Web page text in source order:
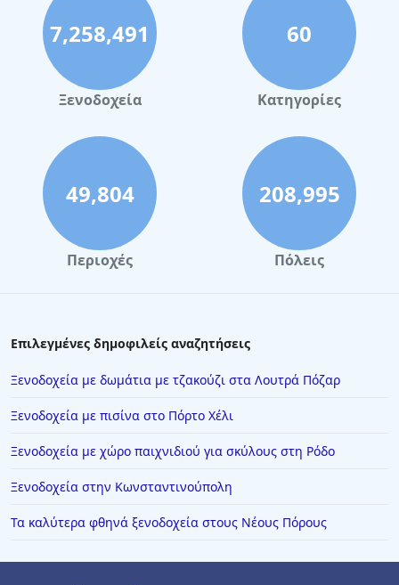
7,258,491
Ξενοδοχεία
60
Κατηγορίες
49,804
Περιοχές
208,995
Πόλεις
Επιλεγμένες δημοφιλείς αναζητήσεις
Ξενοδοχεία με δωμάτια με τζακούζι στα Λουτρά Πόζαρ
Ξενοδοχεία με πισίνα στο Πόρτο Χέλι
Ξενοδοχεία με χώρο παιχνιδιού για σκύλους στη Ρόδο
Ξενοδοχεία στην Κωνσταντινούπολη
Τα καλύτερα φθηνά ξενοδοχεία στους Νέους Πόρους